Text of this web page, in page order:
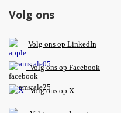
Volg ons
Volg ons op LinkedIn
Volg ons op Facebook
Volg ons op X